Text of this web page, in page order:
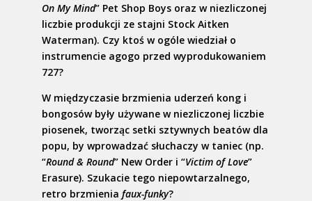
On My Mind” Pet Shop Boys oraz w niezliczonej
liczbie produkcji ze stajni Stock Aitken
Waterman). Czy ktoś w ogóle wiedział o
instrumencie agogo przed wyprodukowaniem
727?
W międzyczasie brzmienia uderzeń kong i
bongosów były używane w niezliczonej liczbie
piosenek, tworząc setki sztywnych beatów dla
popu, by wprowadzać słuchaczy w taniec (np.
“Round & Round” New Order i “Victim of Love”
Erasure). Szukacie tego niepowtarzalnego,
retro brzmienia faux-funky?